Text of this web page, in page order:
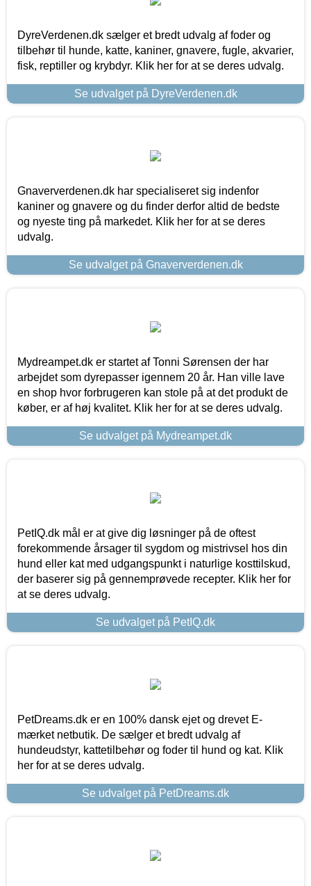
DyreVerdenen.dk sælger et bredt udvalg af foder og
tilbehør til hunde, katte, kaniner, gnavere, fugle, akvarier,
fisk, reptiller og krybdyr. Klik her for at se deres udvalg.
Se udvalget på DyreVerdenen.dk
Gnaververdenen.dk har specialiseret sig indenfor
kaniner og gnavere og du finder derfor altid de bedste
og nyeste ting på markedet. Klik her for at se deres
udvalg.
Se udvalget på Gnaververdenen.dk
Mydreampet.dk er startet af Tonni Sørensen der har
arbejdet som dyrepasser igennem 20 år. Han ville lave
en shop hvor forbrugeren kan stole på at det produkt de
køber, er af høj kvalitet. Klik her for at se deres udvalg.
Se udvalget på Mydreampet.dk
PetIQ.dk mål er at give dig løsninger på de oftest
forekommende årsager til sygdom og mistrivsel hos din
hund eller kat med udgangspunkt i naturlige kosttilskud,
der baserer sig på gennemprøvede recepter. Klik her for
at se deres udvalg.
Se udvalget på PetIQ.dk
PetDreams.dk er en 100% dansk ejet og drevet E-
mærket netbutik. De sælger et bredt udvalg af
hundeudstyr, kattetilbehør og foder til hund og kat. Klik
her for at se deres udvalg.
Se udvalget på PetDreams.dk